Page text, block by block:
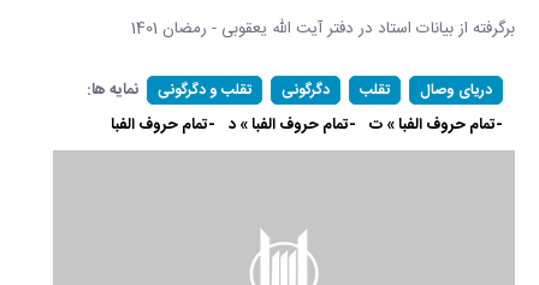
برگرفته از بیانات استاد در دفتر آیت الله یعقوبی - رمضان 1401
دریای وصال تقلب دگرگونی تقلب و دگرگونی
نمایه ها:
-تمام حروف الفبا » ت -تمام حروف الفبا » د -تمام حروف الفبا